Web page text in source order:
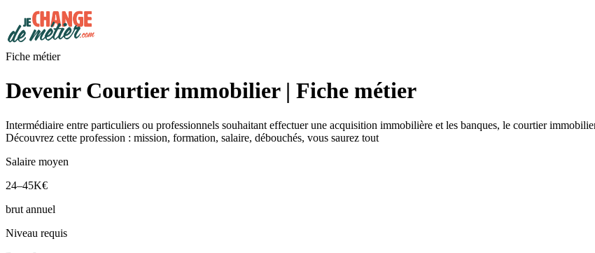
Fiche métier
Devenir Courtier immobilier | Fiche métier
Intermédiaire entre particuliers ou professionnels souhaitant effectuer une acquisition immobilière et les banques, le courtier
Découvrez cette profession : mission, formation, salaire, débouchés, vous saurez tout
Salaire moyen
24–45K€
brut annuel
Niveau requis